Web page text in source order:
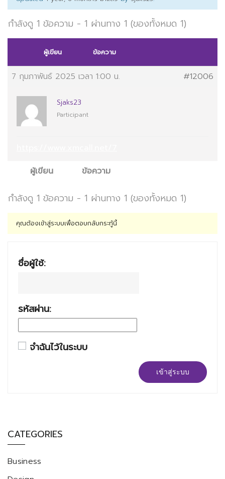
กำลังดู 1 ข้อความ - 1 ผ่านทาง 1 (ของทั้งหมด 1)
ผู้เขียน ข้อความ
7 กุมภาพันธ์ 2025 เวลา 1:00 น. #12006
Sjaks23
Participant
ผู้เขียน
ข้อความ
กำลังดู 1 ข้อความ - 1 ผ่านทาง 1 (ของทั้งหมด 1)
คุณต้องเข้าสู่ระบบเพื่อตอบกลับกระทู้นี้
ชื่อผู้ใช้:
รหัสผ่าน:
จำฉันไว้ในระบบ
เข้าสู่ระบบ
CATEGORIES
Business